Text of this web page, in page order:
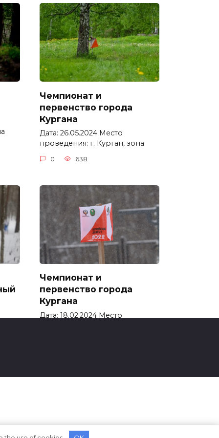
Чемпионат и
первенство города
Кургана
Дата: 26.05.2024 Место
проведения: г. Курган, зона
0 638
Чемпионат и
первенство города
Кургана
Дата: 18.02.2024 Место